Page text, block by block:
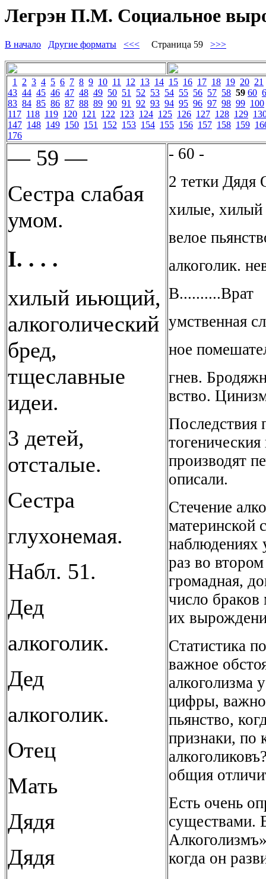
Легрэн П.М. Социальное
В начало Другие форматы <<< Страница 59 >>>
1 2 3 4 5 6 7 8 9 10 11 12 13 14 15 16 17 18 19 20 21
43 44 45 46 47 48 49 50 51 52 53 54 55 56 57 58 59 60
83 84 85 86 87 88 89 90 91 92 93 94 95 96 97 98 99 100
117 118 119 120 121 122 123 124 125 126 127 128 129
147 148 149 150 151 152 153 154 155 156 157 158 159
176
— 59 —
Сестра слабая
умом.
I. . . .
хилый иьющий,
алкоголический
бред,
тщеславные
идеи.
3 детей,
отсталые.
Сестра
глухонемая.
Набл. 51.
Дед
алкоголик.
Дед
алкоголик.
Отец
Мать
Дядя
Дядя
- 60 -
2 тетки Дядя
хилые, хилый
велое
алкоголик.
В..........Врат
умственная
ное
гнев.
вство.
Последствия
производят
описали.
Стечение
материнской
наблюдениях
раз во
громадная,
число
их
Статистика
важное
алкоголизма
цифры, важно
пьянство,
признаки, по
общия
Есть очень
существами.
когда он